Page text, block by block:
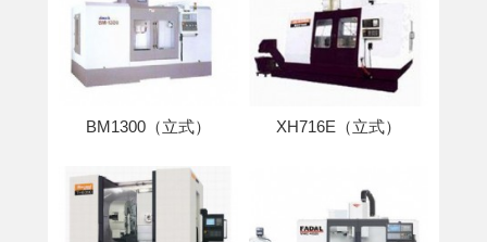
BM1300（立式） XH716E（立式）